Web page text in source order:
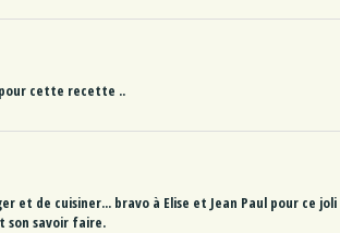
cette recette ..
et de cuisiner... bravo à Elise et Jean Paul pour ce joli
son savoir faire.